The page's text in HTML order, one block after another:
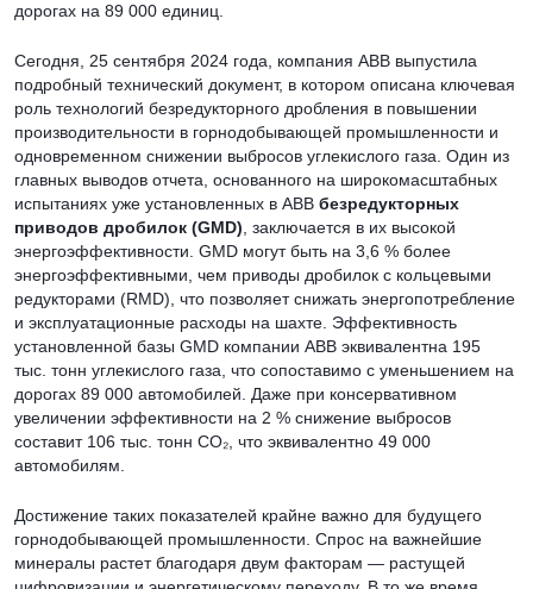
дорогах на 89 000 единиц.
Сегодня, 25 сентября 2024 года, компания ABB выпустила
подробный технический документ, в котором описана ключевая
роль технологий безредукторного дробления в повышении
производительности в горнодобывающей промышленности и
одновременном снижении выбросов углекислого газа. Один из
главных выводов отчета, основанного на широкомасштабных
испытаниях уже установленных в ABB безредукторных
приводов дробилок (GMD) , заключается в их высокой
энергоэффективности. GMD могут быть на 3,6 % более
энергоэффективными, чем приводы дробилок с кольцевыми
редукторами (RMD), что позволяет снижать энергопотребление
и эксплуатационные расходы на шахте. Эффективность
установленной базы GMD компании ABB эквивалентна 195
тыс. тонн углекислого газа, что сопоставимо с уменьшением на
дорогах 89 000 автомобилей. Даже при консервативном
увеличении эффективности на 2 % снижение выбросов
составит 106 тыс. тонн CO₂, что эквивалентно 49 000
автомобилям.
Достижение таких показателей крайне важно для будущего
горнодобывающей промышленности. Спрос на важнейшие
минералы растет благодаря двум факторам — растущей